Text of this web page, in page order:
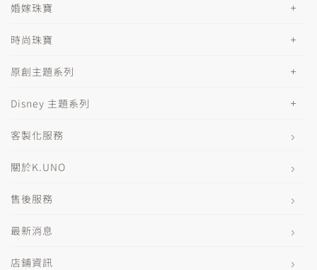
婚嫁珠寶
時尚珠寶
原創主題系列
Disney 主題系列
客製化服務
關於K.UNO
售後服務
最新消息
店鋪資訊